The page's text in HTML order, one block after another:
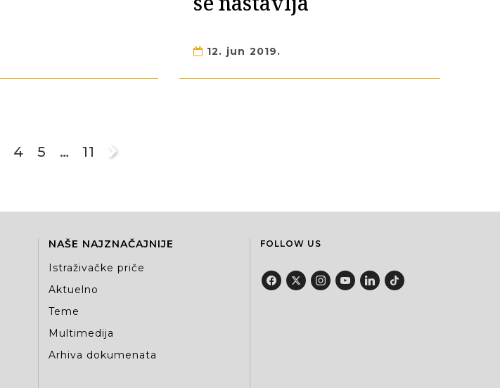
12. jun 2019.
4 5 … 11
NAŠE NAJZNAČAJNIJE
Istraživačke priče
Aktuelno
Teme
Multimedija
Arhiva dokumenata
FOLLOW US